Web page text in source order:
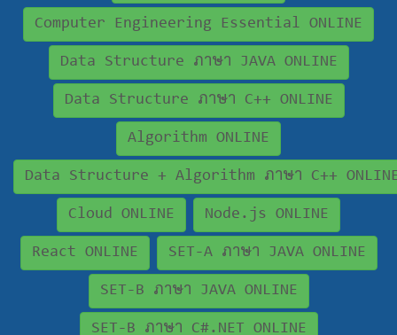
Computer Engineering Essential ONLINE
Data Structure ภาษา JAVA ONLINE
Data Structure ภาษา C++ ONLINE
Algorithm ONLINE
Data Structure + Algorithm ภาษา C++
Cloud ONLINE Node.js ONLINE
React ONLINE SET-A ภาษา JAVA ONLINE
SET-B ภาษา JAVA ONLINE
SET-B ภาษา C#.NET ONLINE